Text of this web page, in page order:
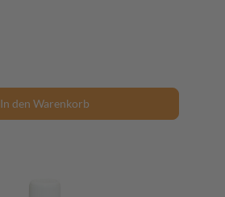
In den Warenkorb